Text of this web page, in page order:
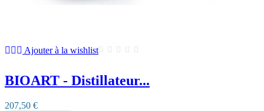
Ajouter à la wishlist
BIOART - Distillateur...
207,50 €